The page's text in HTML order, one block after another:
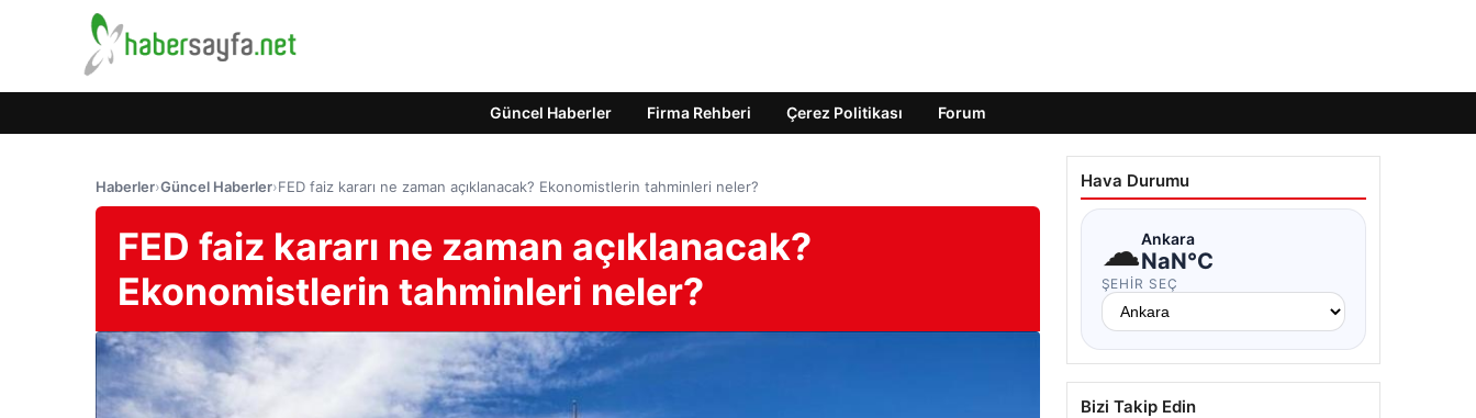
Güncel Haberler Firma Rehberi Çerez Politikası Forum
Haberler›Güncel Haberler›FED faiz kararı ne zaman açıklanacak? Ekonomistlerin tahminleri neler?
FED faiz kararı ne zaman açıklanacak?
Ekonomistlerin tahminleri neler?
Hava Durumu
☁Ankara
NaN°C
ŞEHIR SEÇ
Bizi Takip Edin